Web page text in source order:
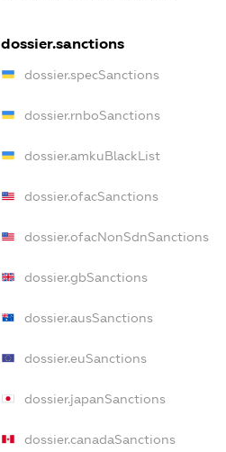
dossier.sanctions
dossier.specSanctions
dossier.rnboSanctions
dossier.amkuBlackList
dossier.ofacSanctions
dossier.ofacNonSdnSanctions
dossier.gbSanctions
dossier.ausSanctions
dossier.euSanctions
dossier.japanSanctions
dossier.canadaSanctions